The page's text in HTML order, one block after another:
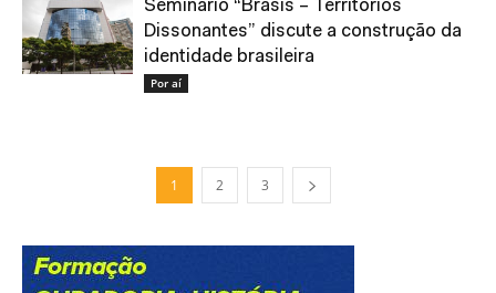
Seminário “Brasis – Territórios
Dissonantes” discute a construção da
identidade brasileira
Por aí
1 2 3